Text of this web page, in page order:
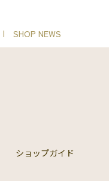
SHOP NEWS
ショップガイド